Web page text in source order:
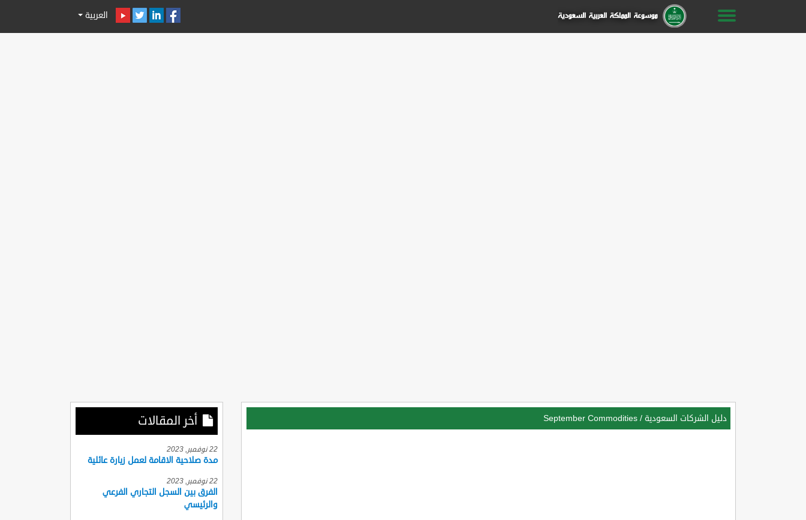
العربية
دليل الشركات السعودية /
September Commodities أخر المقالات
22 نوفمبر, 2023
مدة صلاحية الاقامة لعمل زيارة عائلية
22 نوفمبر, 2023
الفرق بين السجل التجاري الفرعي
والرئيسي